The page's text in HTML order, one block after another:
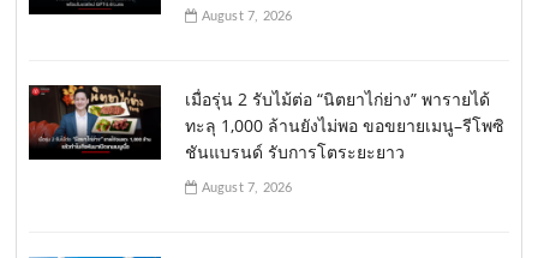
August 7, 2026
เมื่อรุ่น 2 รับไม้ต่อ “นิตยาไก่ย่าง” พารายได้
ทะลุ 1,000 ล้านยังไม่พอ ขอขยายเมนู–รีโพซิ
ชันแบรนด์ รับการโตระยะยาว
August 7, 2026